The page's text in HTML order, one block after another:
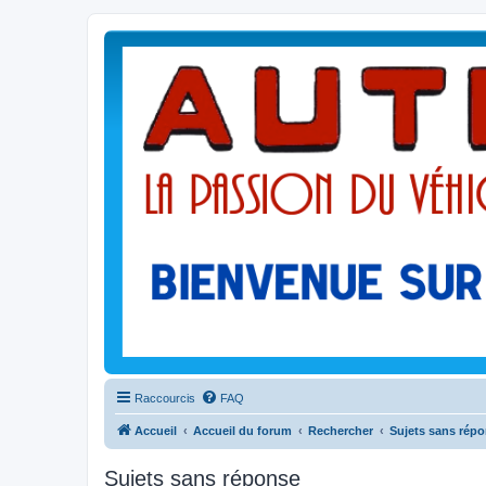
Raccourcis FAQ
Accueil Accueil du forum Rechercher Sujets sans
Sujets sans réponse